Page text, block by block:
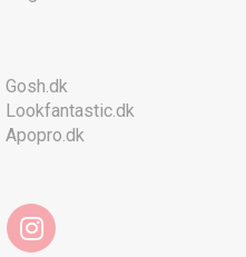
Gosh.dk
Lookfantastic.dk
Apopro.dk